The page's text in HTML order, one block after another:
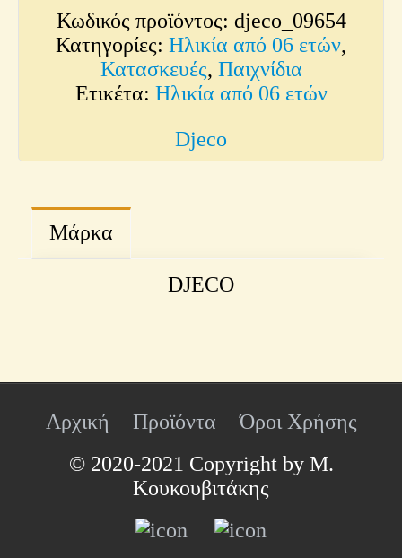
Κωδικός προϊόντος: djeco_09654
Κατηγορίες: Ηλικία από 06 ετών,
Κατασκευές, Παιχνίδια
Ετικέτα: Ηλικία από 06 ετών
Djeco
Μάρκα
DJECO
Αρχική Προϊόντα
Όροι Χρήσης
© 2020-2021 Copyright by Μ.
Κουκουβιτάκης